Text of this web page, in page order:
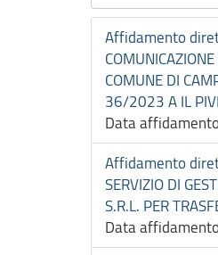
Affidamento
COMUNE DI
36/2023 A IL
Data
Affidamento
SERVIZIO DI
S.R.L. PER
Data